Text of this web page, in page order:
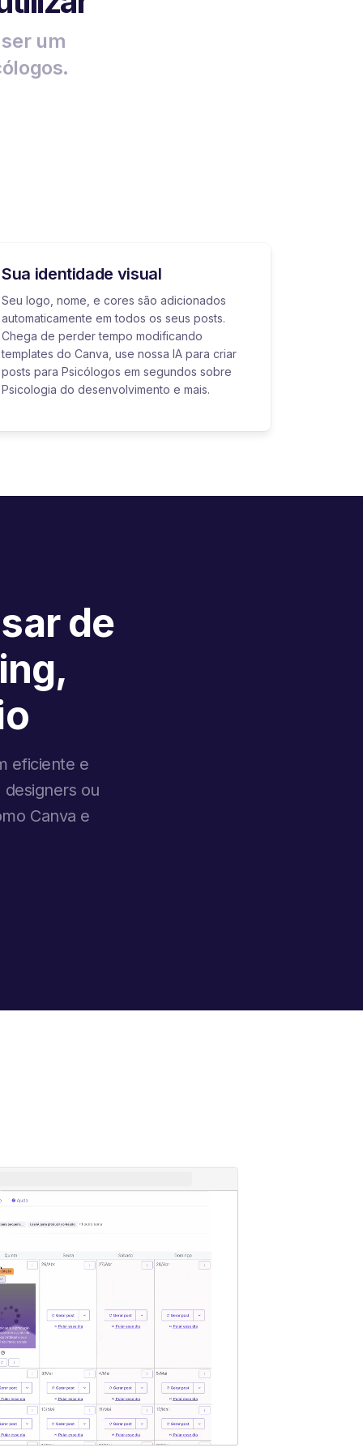
um
Sua identidade visual
Seu logo, nome, e cores são adicionados
automaticamente em todos os seus posts.
Chega de perder tempo modificando
templates do Canva, use nossa IA para criar
posts para Psicólogos em segundos sobre
Psicologia do desenvolvimento e mais.
de
eficiente e
designers ou
Canva e